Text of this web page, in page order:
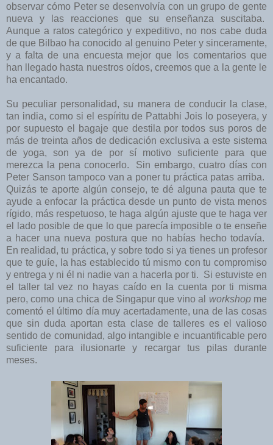
observar cómo Peter se desenvolvía con un grupo de gente
nueva y las reacciones que su enseñanza suscitaba.
Aunque a ratos categórico y expeditivo, no nos cabe duda
de que Bilbao ha conocido al genuino Peter y sinceramente,
y a falta de una encuesta mejor que los comentarios que
han llegado hasta nuestros oídos, creemos que a la gente le
ha encantado.
Su peculiar personalidad, su manera de conducir la clase,
tan india, como si el espíritu de Pattabhi Jois lo poseyera, y
por supuesto el bagaje que destila por todos sus poros de
más de treinta años de dedicación exclusiva a este sistema
de yoga, son ya de por sí motivo suficiente para que
merezca la pena conocerlo. Sin embargo, cuatro días con
Peter Sanson tampoco van a poner tu práctica patas arriba.
Quizás te aporte algún consejo, te dé alguna pauta que te
ayude a enfocar la práctica desde un punto de vista menos
rígido, más respetuoso, te haga algún ajuste que te haga ver
el lado posible de que lo que parecía imposible o te enseñe
a hacer una nueva postura que no habías hecho todavía.
En realidad, tu práctica, y sobre todo si ya tienes un profesor
que te guíe, la has establecido tú mismo con tu compromiso
y entrega y ni él ni nadie van a hacerla por ti. Si estuviste en
el taller tal vez no hayas caído en la cuenta por ti misma
pero, como una chica de Singapur que vino al workshop me
comentó el último día muy acertadamente, una de las cosas
que sin duda aportan esta clase de talleres es el valioso
sentido de comunidad, algo intangible e incuantificable pero
suficiente para ilusionarte y recargar tus pilas durante
meses.